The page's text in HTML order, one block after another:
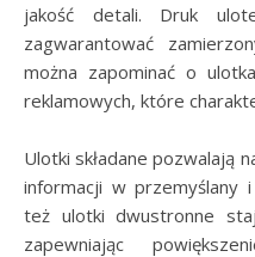
jakość detali. Druk
zagwarantować
można zapominać o
reklamowych, które
Ulotki składane pozwalają
informacji w przemyślany
też ulotki dwustronne
zapewniając